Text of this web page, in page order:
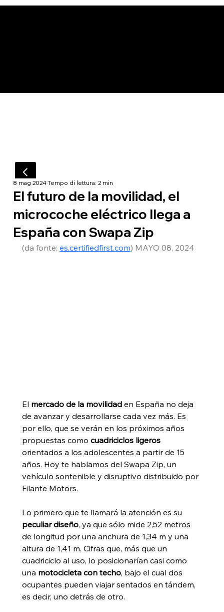
El futuro de la movilidad, el
microcoche eléctrico llega a
España con Swapa Zip
8 mag 2024Tempo di lettura: 2 min
(da fonte: es.certifiedfirst.com) MAYO 08, 2024
El mercado de la movilidad en España no deja
de avanzar y desarrollarse cada vez más. Es
por ello, que se verán en los próximos años
propuestas como cuadriciclos ligeros
orientados a los adolescentes a partir de 15
años. Hoy te hablamos del Swapa Zip, un
vehículo sontenible y disruptivo distribuido por
Filante Motors.
Lo primero que te llamará la atención es su
peculiar diseño, ya que sólo mide 2,52 metros
de longitud por una anchura de 1,34 m y una
altura de 1,41 m. Cifras que, más que un
cuadriciclo al uso, lo posicionarían casi como
una motocicleta con techo, bajo el cual dos
ocupantes pueden viajar sentados en tándem,
es decir, uno detrás de otro.